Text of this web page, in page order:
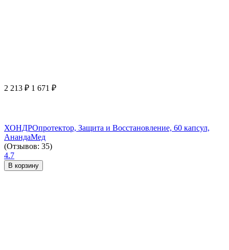
2 213 ₽ 1 671 ₽
ХОНДРОпротектор, Защита и Восстановление, 60 капсул,
АнандаМед
(Отзывов: 35)
4.7
В корзину